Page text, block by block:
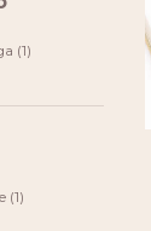
(1)
(1)